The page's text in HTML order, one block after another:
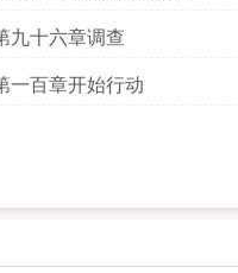
九十六章调查
一百章开始行动